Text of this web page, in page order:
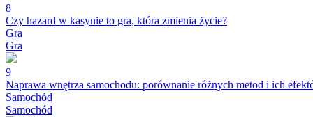
8
Czy hazard w kasynie to gra, która zmienia życie?
Gra
Gra
9
Naprawa wnętrza samochodu: porównanie różnych metod i ich
Samochód
Samochód